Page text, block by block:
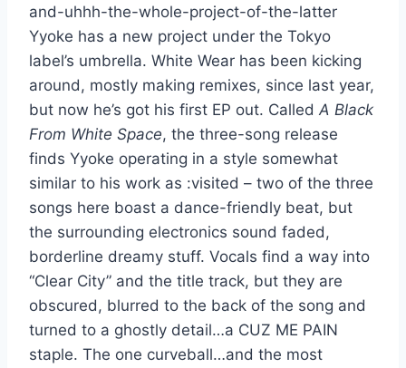
and-uhhh-the-whole-project-of-the-latter
Yyoke has a new project under the Tokyo
label’s umbrella. White Wear has been kicking
around, mostly making remixes, since last year,
but now he’s got his first EP out. Called A Black
From White Space, the three-song release
finds Yyoke operating in a style somewhat
similar to his work as :visited – two of the three
songs here boast a dance-friendly beat, but
the surrounding electronics sound faded,
borderline dreamy stuff. Vocals find a way into
“Clear City” and the title track, but they are
obscured, blurred to the back of the song and
turned to a ghostly detail…a CUZ ME PAIN
staple. The one curveball…and the most